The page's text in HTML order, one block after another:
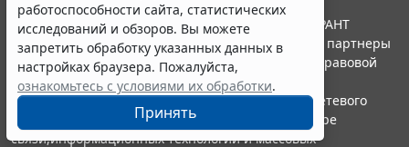
работоспособности сайта, статистических
исследований и обзоров. Вы можете
запретить обработку указанных данных в
настройках браузера. Пожалуйста,
ознакомьтесь с условиями их обработки.
Принять
© ООО "НПП "ГАРАНТ-СЕРВИС", 2026. Система ГАРАНТ
выпускается с 1990 года. Компания "Гарант" и ее партнеры
являются участниками Российской ассоциации правовой
информации ГАРАНТ.
Портал ГАРАНТ.РУ зарегистрирован в качестве сетевого
издания Федеральной службой по надзору в сфере
связи,информационных технологий и массовых